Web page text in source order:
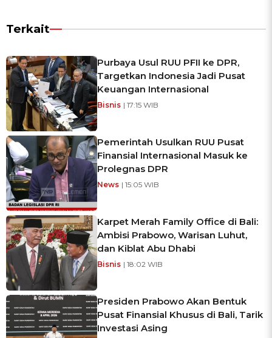
Terkait
Purbaya Usul RUU PFII ke DPR,
Targetkan Indonesia Jadi Pusat
Keuangan Internasional
Bisnis | 17:15 WIB
Pemerintah Usulkan RUU Pusat
Finansial Internasional Masuk ke
Prolegnas DPR
News | 15:05 WIB
Karpet Merah Family Office di Bali:
Ambisi Prabowo, Warisan Luhut,
dan Kiblat Abu Dhabi
Bisnis | 18:02 WIB
Presiden Prabowo Akan Bentuk
Pusat Finansial Khusus di Bali, Tarik
Investasi Asing